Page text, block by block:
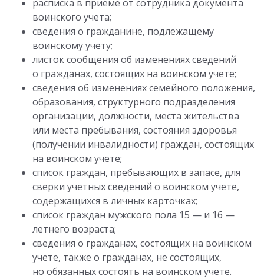
расписка в приеме от сотрудника документа
воинского учета;
сведения о гражданине, подлежащему
воинскому учету;
листок сообщения об изменениях сведений
о гражданах, состоящих на воинском учете;
сведения об изменениях семейного положения,
образования, структурного подразделения
организации, должности, места жительства
или места пребывания, состояния здоровья
(получении инвалидности) граждан, состоящих
на воинском учете;
список граждан, пребывающих в запасе, для
сверки учетных сведений о воинском учете,
содержащихся в личных карточках;
список граждан мужского пола 15 — и 16 —
летнего возраста;
сведения о гражданах, состоящих на воинском
учете, также о гражданах, не состоящих,
но обязанных состоять на воинском учете.